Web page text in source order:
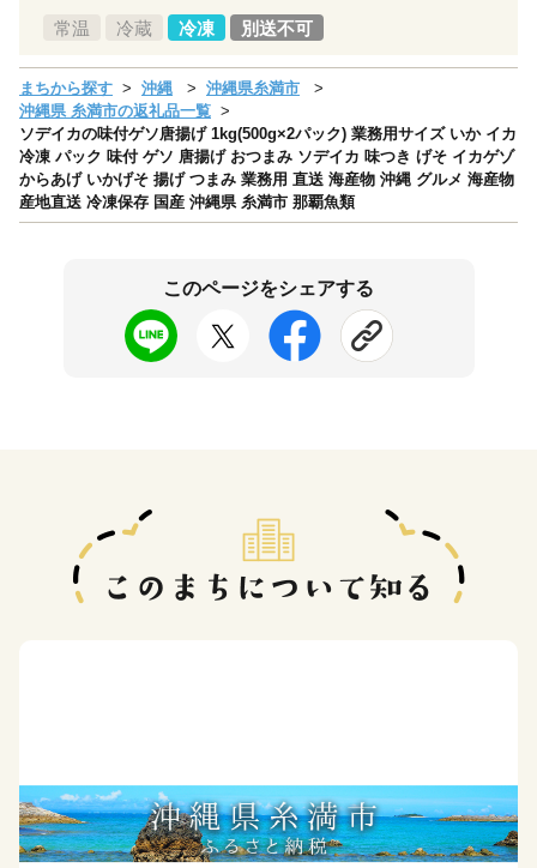
常温 冷蔵 冷凍 別送不可
まちから探す 沖縄
沖縄県糸満市
沖縄県 糸満市の返礼品一覧
ソデイカの味付ゲソ唐揚げ 1kg(500g×2パック) 業務用サイズ いか イカ
冷凍 パック 味付 ゲソ 唐揚げ おつまみ ソデイカ 味つき げそ イカゲゾ
からあげ いかげそ 揚げ つまみ 業務用 直送 海産物 沖縄 グルメ 海産物
産地直送 冷凍保存 国産 沖縄県 糸満市 那覇魚類
このページをシェアする